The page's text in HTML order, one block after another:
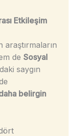
Etkileşim
araştırmaların
de Sosyal
saygın
belirgin